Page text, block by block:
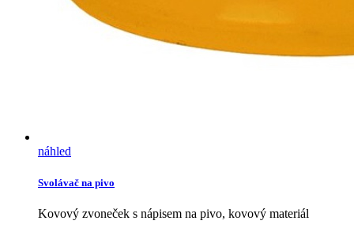
náhled
Svolávač na pivo
Kovový zvoneček s nápisem na pivo, kovový materiál